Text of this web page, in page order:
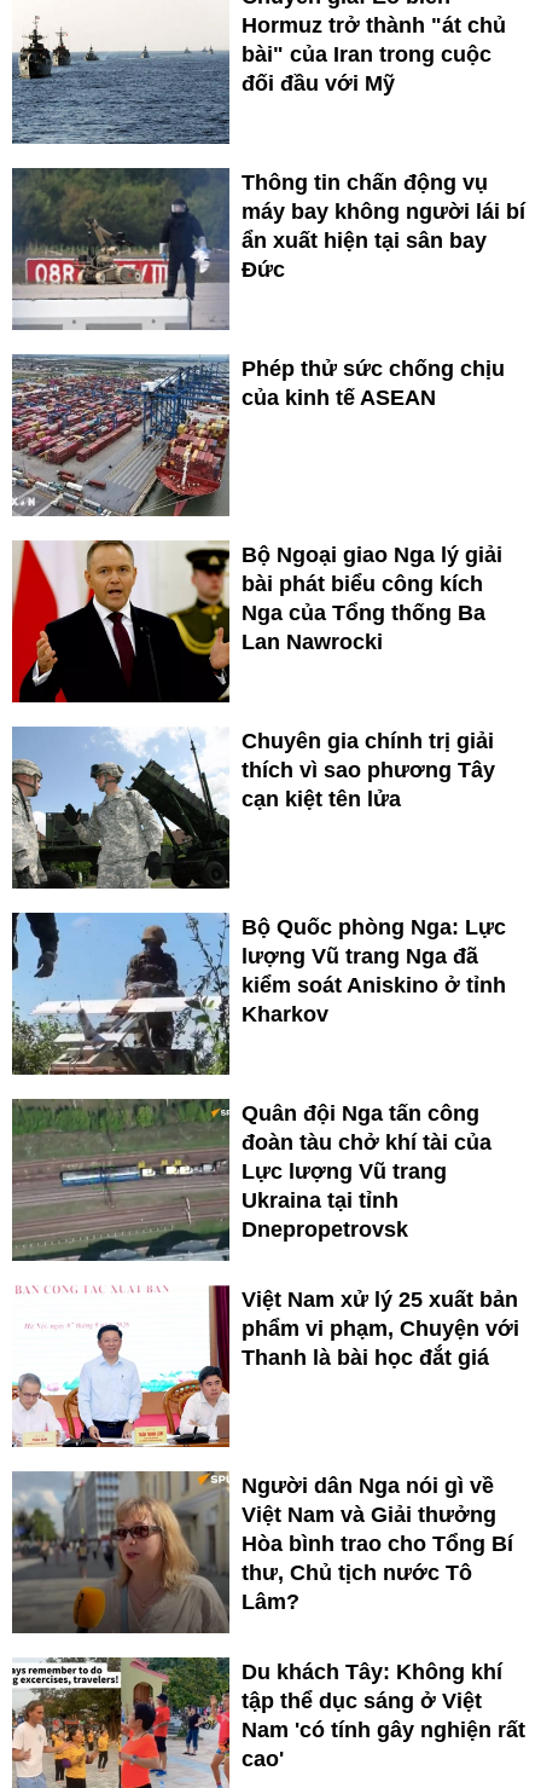
Hormuz trở thành "át chủ
bài" của Iran trong cuộc
đối đầu với Mỹ
Thông tin chấn động vụ
máy bay không người lái bí
ẩn xuất hiện tại sân bay
Đức
Phép thử sức chống chịu
của kinh tế ASEAN
Bộ Ngoại giao Nga lý giải
bài phát biểu công kích
Nga của Tổng thống Ba
Lan Nawrocki
Chuyên gia chính trị giải
thích vì sao phương Tây
cạn kiệt tên lửa
Bộ Quốc phòng Nga: Lực
lượng Vũ trang Nga đã
kiểm soát Aniskino ở tỉnh
Kharkov
Quân đội Nga tấn công
đoàn tàu chở khí tài của
Lực lượng Vũ trang
Ukraina tại tỉnh
Dnepropetrovsk
Việt Nam xử lý 25 xuất bản
phẩm vi phạm, Chuyện với
Thanh là bài học đắt giá
Người dân Nga nói gì về
Việt Nam và Giải thưởng
Hòa bình trao cho Tổng Bí
thư, Chủ tịch nước Tô
Lâm?
Du khách Tây: Không khí
tập thể dục sáng ở Việt
Nam 'có tính gây nghiện rất
cao'